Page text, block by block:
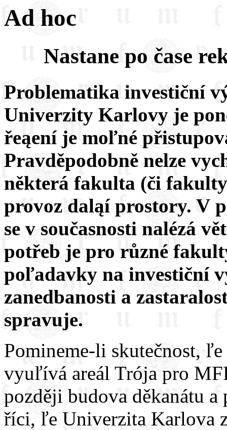
Ad hoc
Nastane po čase
Problematika investiční
Univerzity Karlovy je
řeąení je moľné
Pravděpodobně nelze
některá fakulta (či
provoz daląí prostory. V
se v současnosti nalézá
potřeb je pro různé
poľadavky na investiční
zanedbanosti a
spravuje.
Pomineme-li skutečnost, ľe
vyuľívá areál Trója pro
později budova děkanátu
říci, ľe Univerzita Karlova